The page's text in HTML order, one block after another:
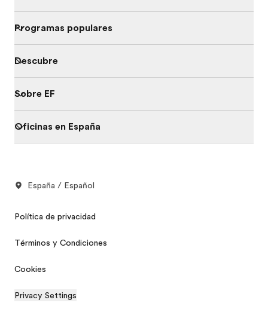
Programas populares
Descubre
Sobre EF
Oficinas en España
España / Español
Política de privacidad
Términos y Condiciones
Cookies
Privacy Settings